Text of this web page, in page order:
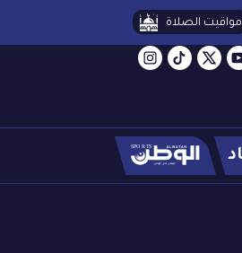
مواقيت الصلاة